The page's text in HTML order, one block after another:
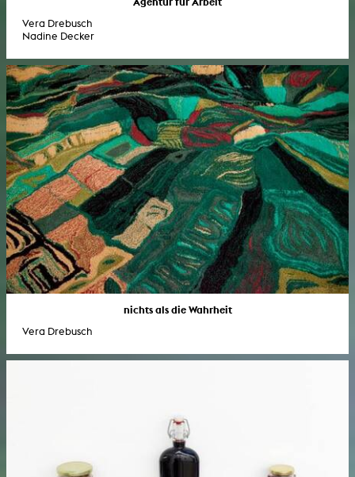
Vera Drebusch
Nadine Decker
nichts als die Wahrheit
Vera Drebusch